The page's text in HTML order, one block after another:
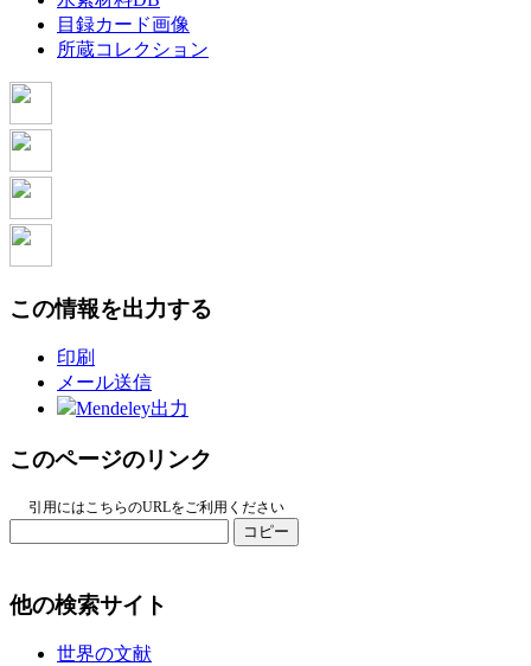
目録カード画像
所蔵コレクション
この情報を出力する
印刷
メール送信
Mendeley出力
このページのリンク
引用にはこちらのURLをご利用ください
コピー
他の検索サイト
世界の文献